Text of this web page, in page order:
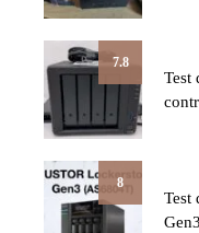
7.8
Test
8
Test